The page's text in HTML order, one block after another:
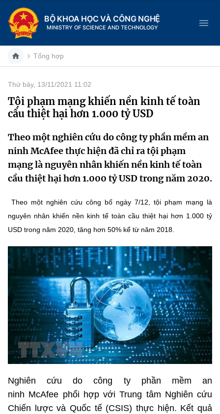
BỘ KHOA HỌC VÀ CÔNG NGHỆ
MINISTRY OF SCIENCE AND TECHNOLOGY
Danh mục
Trang chủ
Giới thiệu
Chức năng nhiệm vụ
Cơ cấu tổ chức
Sở Khoa học và Công nghệ
Tin tức sự kiện
Khoa học và Công nghệ
Chuyển đổi số
Bưu chính, Viễn thông
Sở hữu trí tuệ
Tiêu chuẩn, đo lường, chất lượng
Năng lượng nguyên tử
Tin tổng hợp
Tin địa phương
Dịch vụ công
Hệ thống văn bản
Văn bản QPPL
Văn bản chỉ đạo điều hành
Lấy ý kiến người dân về dự thảo VBQPPL
MST IOFFICE
THỐNG KÊ
Khoa học và Công nghệ
Đổi mới sáng tạo
Chuyển đổi số
Bưu chính, Viễn thông
Tiêu chuẩn, đo lường, chất lượng
Multimedia
THƯ ĐIỆN TỬ
Khác
Videos
Infographic
Ảnh
Tổng hợp
Thứ bảy, 13/11/2021 11:02
Tội phạm mạng khiến nền kinh tế toàn
cầu thiệt hại hơn 1.000 tỷ USD
Theo một nghiên cứu do công ty phần mềm an
ninh McAfee thực hiện đã chỉ ra tội phạm
mạng là nguyên nhân khiến nền kinh tế toàn
cầu thiệt hại hơn 1.000 tỷ USD trong năm 2020.
Theo một nghiên cứu công bố ngày 7/12, tội phạm mạng là
nguyên nhân khiến nền kinh tế toàn cầu thiệt hại hơn 1.000 tỷ
USD trong năm 2020, tăng hơn 50% kể từ năm 2018.
Nghiên cứu do công ty phần mềm an
ninh McAfee phối hợp với Trung tâm Nghiên cứu
Chiến lược và Quốc tế (CSIS) thực hiện. Kết quả